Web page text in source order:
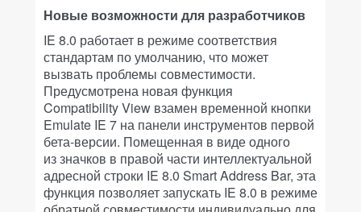
Новые возможности для разработчиков
IE 8.0 работает в режиме соответствия
стандартам по умолчанию, что может
вызвать проблемы совместимости.
Предусмотрена новая функция
Compatibility View взамен временной кнопки
Emulate IE 7 на панели инструментов первой
бета-версии. Помещенная в виде одного
из значков в правой части интеллектуальной
адресной строки IE 8.0 Smart Address Bar, эта
функция позволяет запускать IE 8.0 в режиме